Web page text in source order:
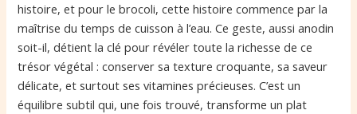
histoire, et pour le brocoli, cette histoire commence par la
maîtrise du temps de cuisson à l’eau. Ce geste, aussi anodin
soit-il, détient la clé pour révéler toute la richesse de ce
trésor végétal : conserver sa texture croquante, sa saveur
délicate, et surtout ses vitamines précieuses. C’est un
équilibre subtil qui, une fois trouvé, transforme un plat